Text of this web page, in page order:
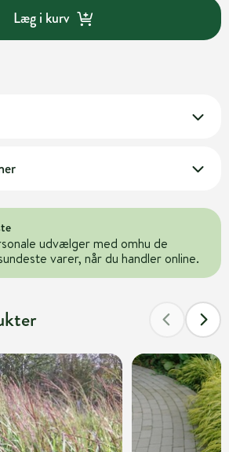
Læg i kurv
udvælger med omhu de
varer, når du handler online.